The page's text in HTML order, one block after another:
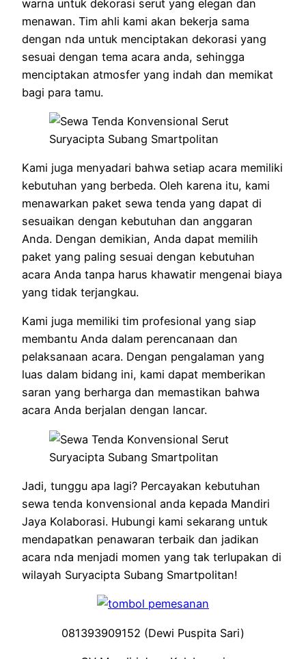
warna untuk dekorasi serut yang elegan dan
menawan. Tim ahli kami akan bekerja sama
dengan nda untuk menciptakan dekorasi yang
sesuai dengan tema acara anda, sehingga
menciptakan atmosfer yang indah dan memikat
bagi para tamu.
Kami juga menyadari bahwa setiap acara memiliki
kebutuhan yang berbeda. Oleh karena itu, kami
menawarkan paket sewa tenda yang dapat di
sesuaikan dengan kebutuhan dan anggaran
Anda. Dengan demikian, Anda dapat memilih
paket yang paling sesuai dengan kebutuhan
acara Anda tanpa harus khawatir mengenai biaya
yang tidak terjangkau.
Kami juga memiliki tim profesional yang siap
membantu Anda dalam perencanaan dan
pelaksanaan acara. Dengan pengalaman yang
luas dalam bidang ini, kami dapat memberikan
saran yang berharga dan memastikan bahwa
acara Anda berjalan dengan lancar.
Jadi, tunggu apa lagi? Percayakan kebutuhan
sewa tenda konvensional anda kepada Mandiri
Jaya Kolaborasi. Hubungi kami sekarang untuk
mendapatkan penawaran terbaik dan jadikan
acara nda menjadi momen yang tak terlupakan di
wilayah Suryacipta Subang Smartpolitan!
081393909152 (Dewi Puspita Sari)